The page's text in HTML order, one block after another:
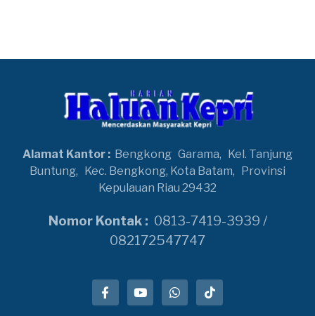
Alamat Kantor : Bengkong Garama, Kel. Tanjung
Buntung, Kec. Bengkong, Kota Batam, Provinsi
Kepulauan Riau 29432
Nomor Kontak : 0813-7419-3939 /
082172547747